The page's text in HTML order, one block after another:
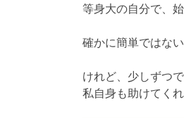
等身大の自分で、
確かに簡単ではな
けれど、少しずつ
私自身も助けてくれ